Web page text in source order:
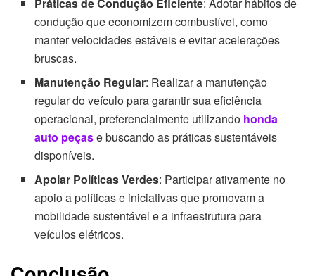
Práticas de Condução Eficiente: Adotar hábitos de
condução que economizem combustível, como
manter velocidades estáveis e evitar acelerações
bruscas.
Manutenção Regular: Realizar a manutenção
regular do veículo para garantir sua eficiência
operacional, preferencialmente utilizando honda
auto peçase buscando as práticas sustentáveis
disponíveis.
Apoiar Políticas Verdes: Participar ativamente no
apoio a políticas e iniciativas que promovam a
mobilidade sustentável e a infraestrutura para
veículos elétricos.